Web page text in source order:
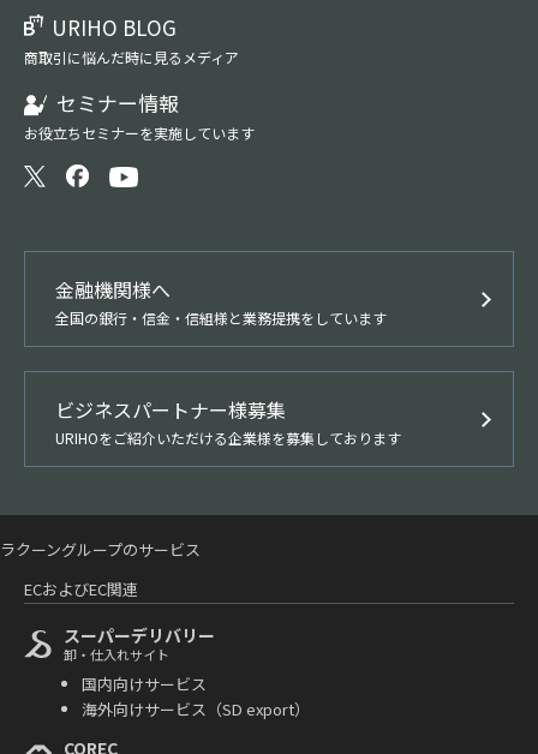
URIHO BLOG
商取引に悩んだ時に見るメディア
セミナー情報
お役立ちセミナーを実施しています
金融機関様へ
全国の銀行・信金・信組様と業務提携をしています
ビジネスパートナー様募集
URIHOをご紹介いただける企業様を募集しております
ラクーングループのサービス
ECおよびEC関連
スーパーデリバリー
卸・仕入れサイト
国内向けサービス
海外向けサービス（SD export）
COREC